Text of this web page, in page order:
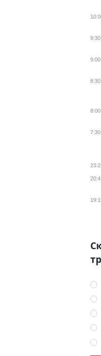
9:30
9:00
8:30
8:00
7:30